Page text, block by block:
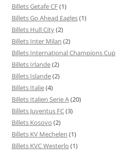
Billets Getafe CF(1)
Billets Go Ahead Eagles(1)
Billets Hull City(2)
Billets Inter Milan (2)
Billets International Champions Cup
Billets Irlande(2)
Billets Islande(2)
Billets Italie(4)
Billets Italien Serie A(20)
Billets Juventus FC(3)
Billets Kosovo (2)
Billets KV Mechelen (1)
Billets KVC Westerlo (1)